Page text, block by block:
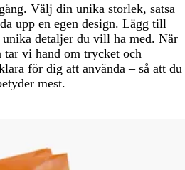
Välj din unika storlek, satsa
upp en egen design. Lägg till
detaljer du vill ha med. När
tar vi hand om trycket och
för dig att använda – så att du
mest.